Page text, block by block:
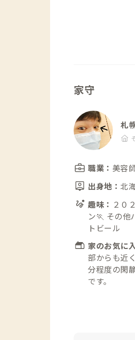
家守
札
職業： 美容
出身地： 北
趣味： ２０
ン🏃 その他
トビール
家のお気に
部からも近
分程度の閑
です。